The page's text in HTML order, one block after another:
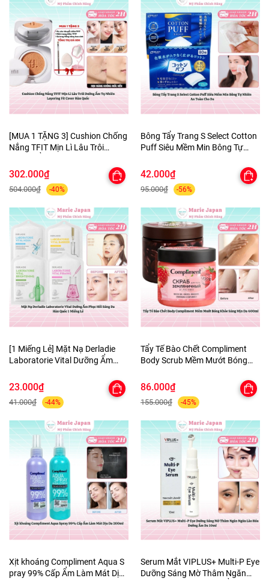
[MUA 1 TẶNG 3] Cushion Chống
Nắng TFIT Mịn Lì Lâu Trôi
Fit Cover Hàn Quốc
302.000₫
504.000₫ -40%
Bông Tẩy Trang S Select Cotton
Puff Siêu Mềm Min Bông Tự
42.000₫
95.000₫ -56%
[1 Miếng Lẻ] Mặt Nạ Derladie
Laboratorie Vital Dưỡng Ẩm
23.000₫
41.000₫ -44%
Tẩy Tế Bào Chết Compliment
Body Scrub Mềm Mướt Bóng
86.000₫
155.000₫ -45%
Xịt khoáng Compliment Aqua S
pray 99% Cấp Ẩm Làm Mát Dịu
Serum Mắt VIPLUS+ Multi-P Eye
Dưỡng Sáng Mờ Thâm Ngăn